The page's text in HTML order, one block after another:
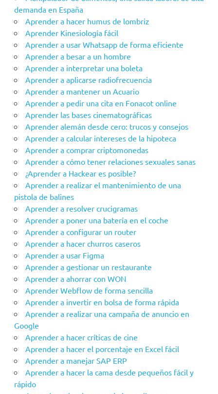
demanda en España
Aprender a hacer humus de lombriz
Aprender Kinesiología fácil
Aprender a usar Whatsapp de forma eficiente
Aprender a besar a un hombre
Aprender a interpretar una boleta
Aprender a aplicarse radiofrecuencia
Aprender a mantener un Acuario
Aprender a pedir una cita en Fonacot online
Aprender las bases cinematográficas
Aprender alemán desde cero: trucos y consejos
Aprender a calcular intereses de la hipoteca
Aprender a comprar criptomonedas
Aprender a cómo tener relaciones sexuales sanas
¿Aprender a Hackear es posible?
Aprender a realizar el mantenimiento de una
pistola de balines
Aprender a resolver crucigramas
Aprender a poner una batería en el coche
Aprender a configurar un router
Aprender a hacer churros caseros
Aprender a usar Figma
Aprender a gestionar un restaurante
Aprender a ahorrar con WON
Aprender Webflow de forma sencilla
Aprender a invertir en bolsa de forma rápida
Aprender a realizar una campaña de anuncio en
Google
Aprender a hacer críticas de cine
Aprender a hacer el porcentaje en Excel fácil
Aprender a manejar SAP ERP
Aprender a hacer la cama desde pequeños fácil y
rápido